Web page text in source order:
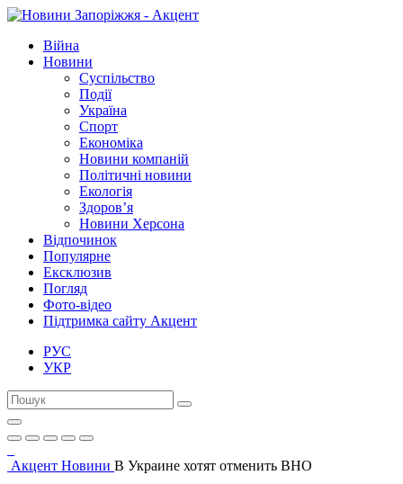
Війна
Новини
Суспільство
Події
Україна
Спорт
Економіка
Новини компаній
Політичні новини
Екологія
Здоров’я
Новини Херсона
Відпочинок
Популярне
Ексклюзив
Погляд
Фото-відео
Підтримка сайту Акцент
РУС
УКР
Акцент Новини В Украине хотят отменить ВНО